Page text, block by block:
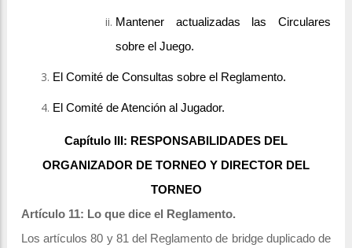
Mantener actualizadas las Circulares
sobre el Juego.
El Comité de Consultas sobre el Reglamento.
El Comité de Atención al Jugador.
Capítulo III: RESPONSABILIDADES DEL
ORGANIZADOR DE TORNEO Y DIRECTOR DEL
TORNEO
Artículo 11: Lo que dice el Reglamento.
Los artículos 80 y 81 del Reglamento de bridge duplicado de